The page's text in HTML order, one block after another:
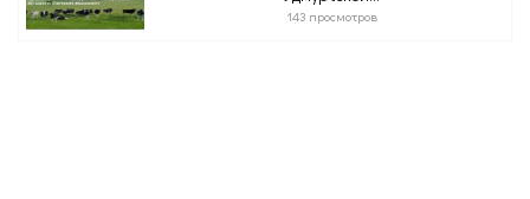
143 просмотров